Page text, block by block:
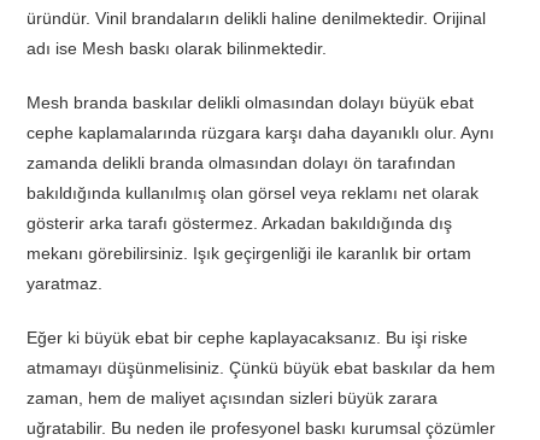
üründür. Vinil brandaların delikli haline denilmektedir. Orijinal
adı ise Mesh baskı olarak bilinmektedir.
Mesh branda baskılar delikli olmasından dolayı büyük ebat
cephe kaplamalarında rüzgara karşı daha dayanıklı olur. Aynı
zamanda delikli branda olmasından dolayı ön tarafından
bakıldığında kullanılmış olan görsel veya reklamı net olarak
gösterir arka tarafı göstermez. Arkadan bakıldığında dış
mekanı görebilirsiniz. Işık geçirgenliği ile karanlık bir ortam
yaratmaz.
Eğer ki büyük ebat bir cephe kaplayacaksanız. Bu işi riske
atmamayı düşünmelisiniz. Çünkü büyük ebat baskılar da hem
zaman, hem de maliyet açısından sizleri büyük zarara
uğratabilir. Bu neden ile profesyonel baskı kurumsal çözümler